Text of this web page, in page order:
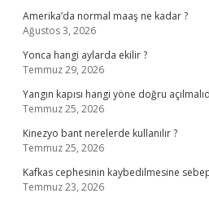
Amerika’da normal maaş ne kadar ?
Ağustos 3, 2026
Yonca hangi aylarda ekilir ?
Temmuz 29, 2026
Yangın kapısı hangi yöne doğru
Temmuz 25, 2026
Kinezyo bant nerelerde kullanılır ?
Temmuz 25, 2026
Kafkas cephesinin kaybedilmesine
Temmuz 23, 2026